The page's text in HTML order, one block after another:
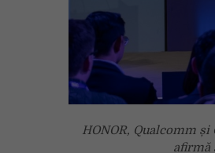
HONOR, Qualcomm
afirmă